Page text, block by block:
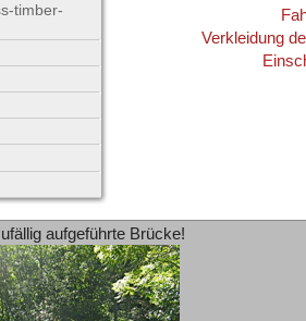
Verkleidung
timber-
aufgeführte Brücke!